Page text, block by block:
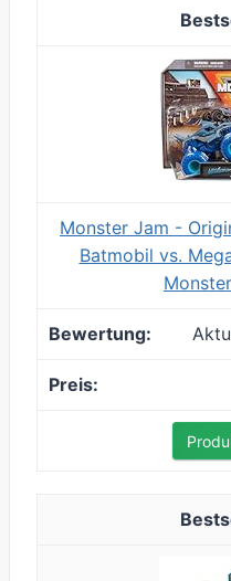
Monster Jam -
Batmobil vs.